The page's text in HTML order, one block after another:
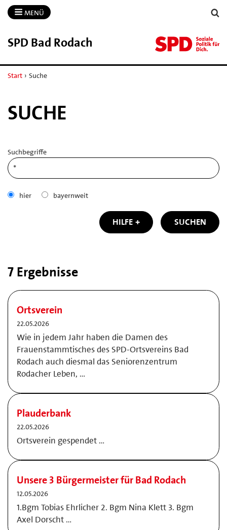
MENÜ
SPD Bad Rodach
Start › Suche
SUCHE
Suchbegriffe
hier bayernweit
HILFE SUCHEN
7 Ergebnisse
Ortsverein
22.05.2026
Wie in jedem Jahr haben die Damen des
Frauenstammtisches des SPD-Ortsvereins Bad
Rodach auch diesmal das Seniorenzentrum
Rodacher Leben, …
Plauderbank
22.05.2026
Ortsverein gespendet …
Unsere 3 Bürgermeister für Bad Rodach
12.05.2026
1.Bgm Tobias Ehrlicher 2. Bgm Nina Klett 3. Bgm
Axel Dorscht …